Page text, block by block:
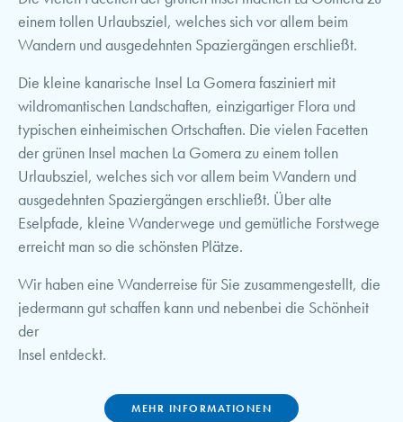
einem tollen Urlaubsziel, welches sich vor allem beim
Wandern und ausgedehnten Spaziergängen erschließt.
Die kleine kanarische Insel La Gomera fasziniert mit
wildromantischen Landschaften, einzigartiger Flora und
typischen einheimischen Ortschaften. Die vielen Facetten
der grünen Insel machen La Gomera zu einem tollen
Urlaubsziel, welches sich vor allem beim Wandern und
ausgedehnten Spaziergängen erschließt. Über alte
Eselpfade, kleine Wanderwege und gemütliche Forstwege
erreicht man so die schönsten Plätze.
Wir haben eine Wanderreise für Sie zusammengestellt, die
jedermann gut schaffen kann und nebenbei die Schönheit
der
Insel entdeckt.
MEHR INFORMATIONEN